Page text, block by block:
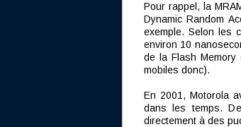
Pour rappel, la
Dynamic Random
exemple. Selon les
environ 10
de la Flash
mobiles donc).
En 2001, Motorola
dans les temps.
directement à des